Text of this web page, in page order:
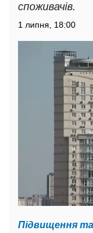
споживачів.
1 липня, 18:00
Підвищення